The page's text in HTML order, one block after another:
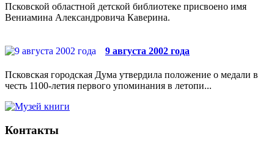
Псковской областной детской библиотеке присвоено имя
Вениамина Александровича Каверина.
9 августа 2002 года
Псковская городская Дума утвердила положение о медали в
честь 1100-летия первого упоминания в летопи...
Контакты